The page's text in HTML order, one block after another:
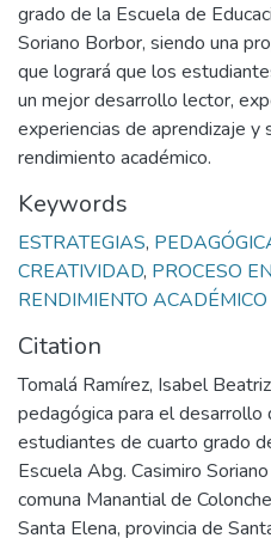
grado de la Escuela de
Soriano Borbor, siendo una
que logrará que los
un mejor desarrollo lector,
experiencias de aprendizaje y
rendimiento académico.
Keywords
ESTRATEGIAS,
CREATIVIDAD, PROCESO
RENDIMIENTO ACADÉMICO
Citation
Tomalá Ramírez, Isabel
pedagógica para el
estudiantes de cuarto grado
Escuela Abg. Casimiro
comuna Manantial de
Santa Elena, provincia de